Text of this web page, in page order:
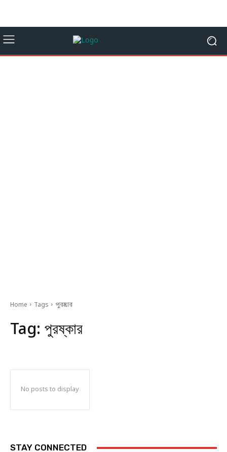
Home Tags পুরষ্কার
Tag: পুরষ্কার
No posts to display
STAY CONNECTED